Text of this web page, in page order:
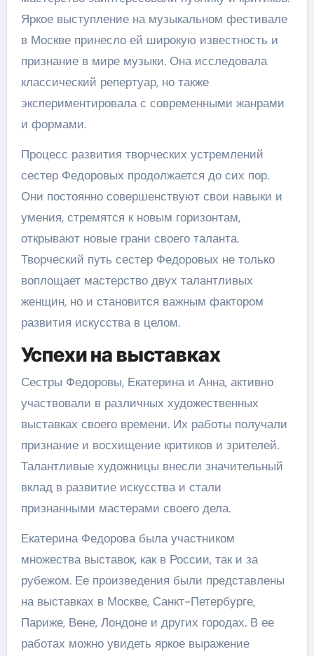
Яркое выступление на музыкальном фестивале
в Москве принесло ей широкую известность и
признание в мире музыки. Она исследовала
классический репертуар, но также
экспериментировала с современными жанрами
и формами.
Процесс развития творческих устремлений
сестер Федоровых продолжается до сих пор.
Они постоянно совершенствуют свои навыки и
умения, стремятся к новым горизонтам,
открывают новые грани своего таланта.
Творческий путь сестер Федоровых не только
воплощает мастерство двух талантливых
женщин, но и становится важным фактором
развития искусства в целом.
Успехи на выставках
Сестры Федоровы, Екатерина и Анна, активно
участвовали в различных художественных
выставках своего времени. Их работы получали
признание и восхищение критиков и зрителей.
Талантливые художницы внесли значительный
вклад в развитие искусства и стали
признанными мастерами своего дела.
Екатерина Федорова была участником
множества выставок, как в России, так и за
рубежом. Ее произведения были представлены
на выставках в Москве, Санкт-Петербурге,
Париже, Вене, Лондоне и других городах. В ее
работах можно увидеть яркое выражение